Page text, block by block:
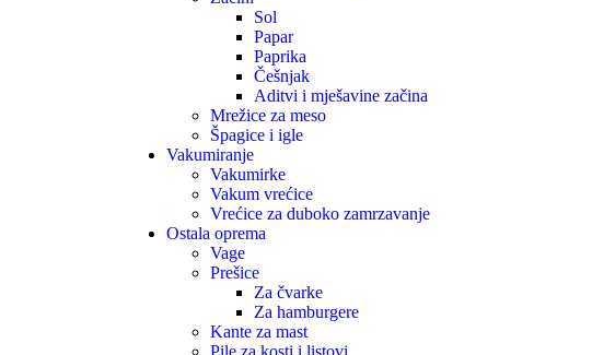
Sol
Papar
Paprika
Češnjak
Aditvi i mješavine začina
Mrežice za meso
Špagice i igle
Vakumiranje
Vakumirke
Vakum vrećice
Vrećice za duboko zamrzavanje
Ostala oprema
Vage
Prešice
Za čvarke
Za hamburgere
Kante za mast
Pile za kosti i listovi